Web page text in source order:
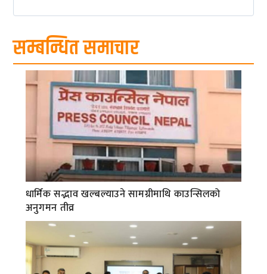
सम्बन्धित समाचार
धार्मिक सद्भाव खल्बल्याउने सामग्रीमाथि काउन्सिलको
अनुगमन तीव्र